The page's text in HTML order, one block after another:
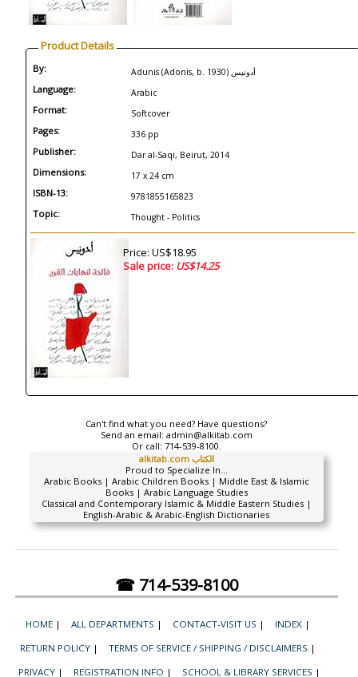
Product Details
By: Adunis (Adonis, b. 1930) أدونيس
Language: Arabic
Format: Softcover
Pages: 336 pp
Publisher: Dar al-Saqi, Beirut, 2014
Dimensions: 17 x 24 cm
ISBN-13: 9781855165823
Topic: Thought - Politics
Price: US$18.95
Sale price: US$14.25
Can't find what you need? Have questions?
Send an email: admin@alkitab.com
Or call: 714-539-8100.
alkitab.com الكتاب
Proud to Specialize In...
Arabic Books | Arabic Children Books | Middle East & Islamic
Books | Arabic Language Studies
Classical and Contemporary Islamic & Middle Eastern Studies |
English-Arabic & Arabic-English Dictionaries
☎ 714-539-8100
HOME | ALL DEPARTMENTS | CONTACT-VISIT US | INDEX |
RETURN POLICY | TERMS OF SERVICE / SHIPPING / DISCLAIMERS |
PRIVACY | REGISTRATION INFO | SCHOOL & LIBRARY SERVICES |